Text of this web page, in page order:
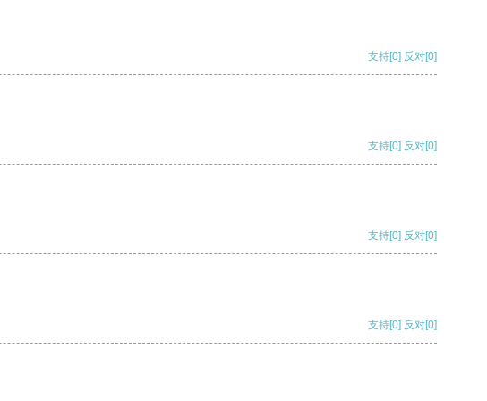
支持[0] 反对[0]
支持[0] 反对[0]
支持[0] 反对[0]
支持[0] 反对[0]